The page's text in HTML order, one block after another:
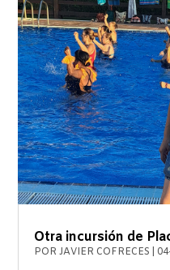
Otra incursión de
PORJAVIER COFRECES